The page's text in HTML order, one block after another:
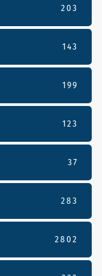
203
143
199
123
37
283
2802